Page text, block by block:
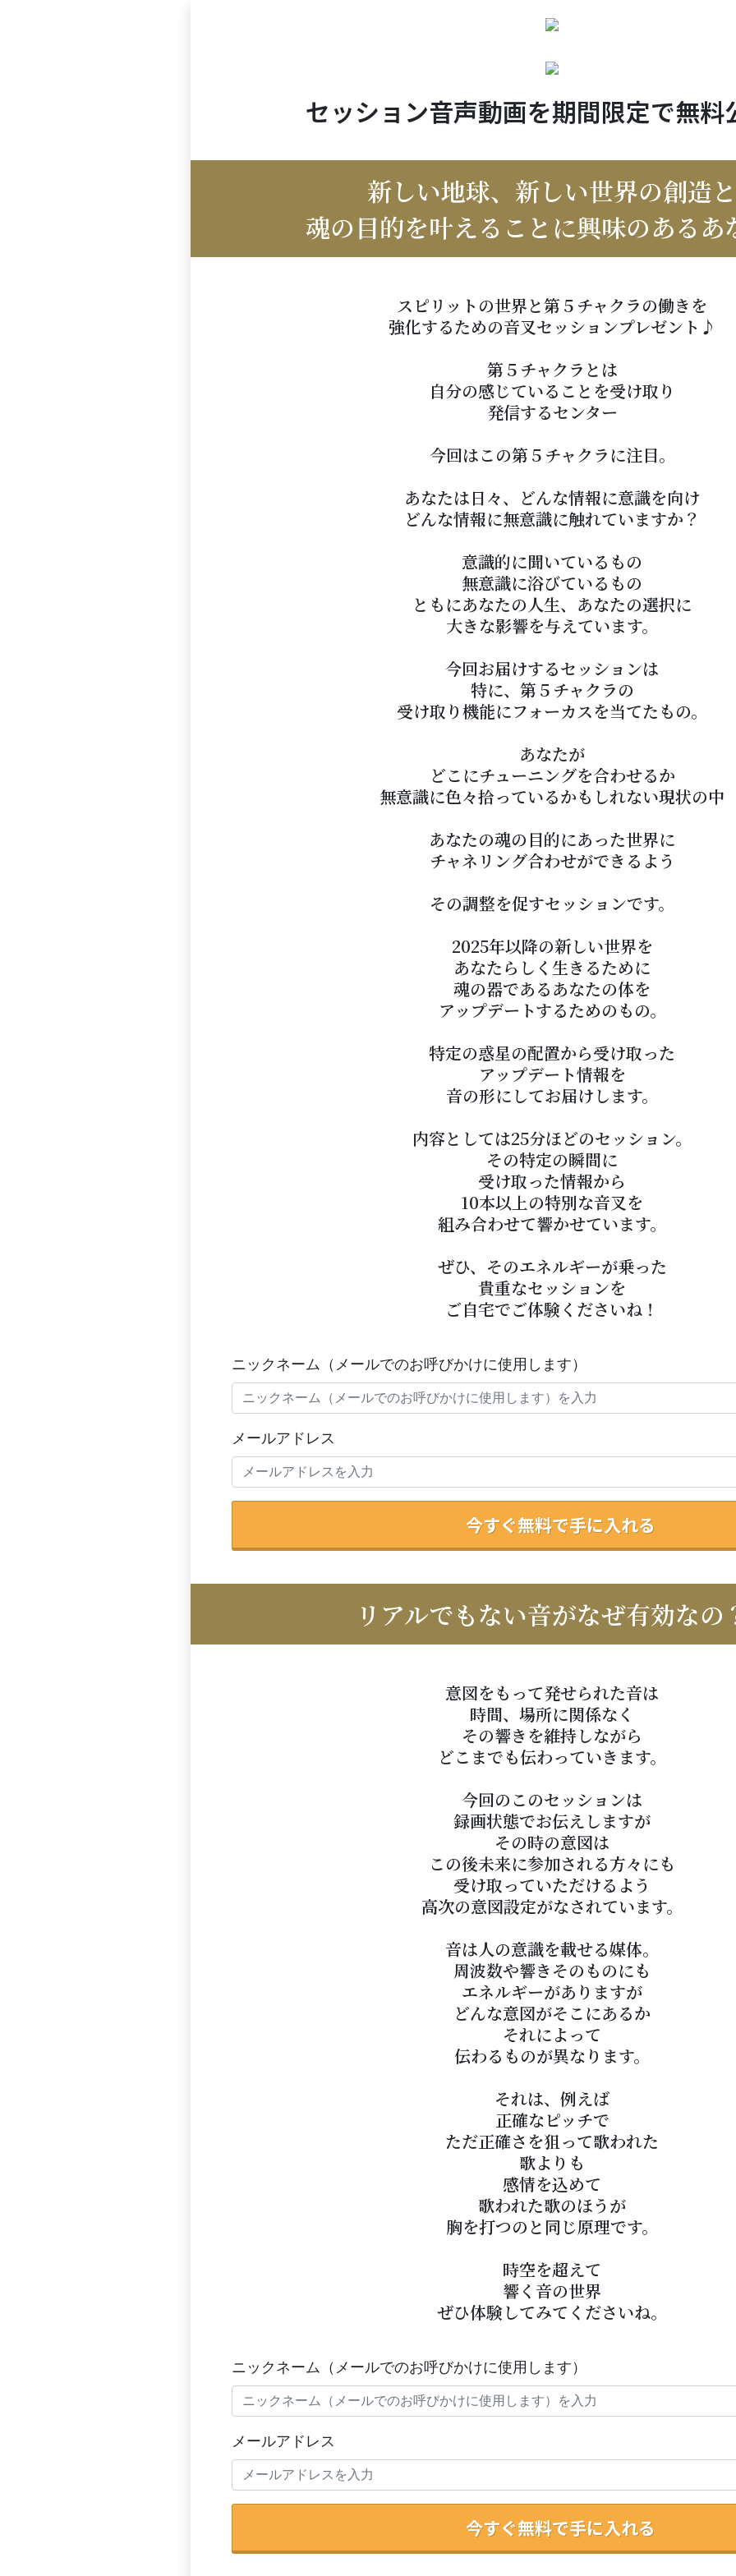
セッション音声動画を期間限定で無料
新しい地球、新しい世界の創造と
魂の目的を叶えることに興味のあるあ
スピリットの世界と第５チャクラの働きを
強化するための音叉セッションプレゼント♪
第５チャクラとは
自分の感じていることを受け取り
発信するセンター
今回はこの第５チャクラに注目。
あなたは日々、どんな情報に意識を向け
どんな情報に無意識に触れていますか？
意識的に聞いているもの
無意識に浴びているもの
ともにあなたの人生、あなたの選択に
大きな影響を与えています。
今回お届けするセッションは
特に、第５チャクラの
受け取り機能にフォーカスを当てたもの。
あなたが
どこにチューニングを合わせるか
無意識に色々拾っているかもしれない現状の中
あなたの魂の目的にあった世界に
チャネリング合わせができるよう
その調整を促すセッションです。
2025年以降の新しい世界を
あなたらしく生きるために
魂の器であるあなたの体を
アップデートするためのもの。
特定の惑星の配置から受け取った
アップデート情報を
音の形にしてお届けします。
内容としては25分ほどのセッション。
その特定の瞬間に
受け取った情報から
10本以上の特別な音叉を
組み合わせて響かせています。
ぜひ、そのエネルギーが乗った
貴重なセッションを
ご自宅でご体験くださいね！
ニックネーム（メールでのお呼びかけに使用します）
メールアドレス
今すぐ無料で手に入れる
リアルでもない音がなぜ有効なの
意図をもって発せられた音は
時間、場所に関係なく
その響きを維持しながら
どこまでも伝わっていきます。
今回のこのセッションは
録画状態でお伝えしますが
その時の意図は
この後未来に参加される方々にも
受け取っていただけるよう
高次の意図設定がなされています。
音は人の意識を載せる媒体。
周波数や響きそのものにも
エネルギーがありますが
どんな意図がそこにあるか
それによって
伝わるものが異なります。
それは、例えば
正確なピッチで
ただ正確さを狙って歌われた
歌よりも
感情を込めて
歌われた歌のほうが
胸を打つのと同じ原理です。
時空を超えて
響く音の世界
ぜひ体験してみてくださいね。
ニックネーム（メールでのお呼びかけに使用します）
メールアドレス
今すぐ無料で手に入れる